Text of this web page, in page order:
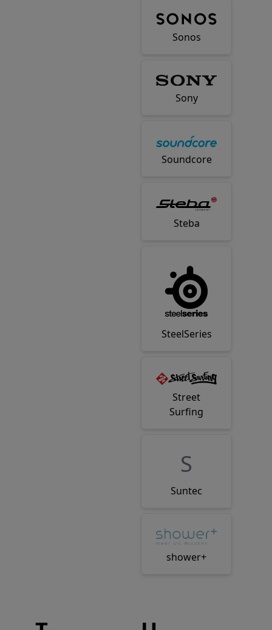
Sonos
Sony
Soundcore
Steba
SteelSeries
Street
Surfing
S
Suntec
shower+